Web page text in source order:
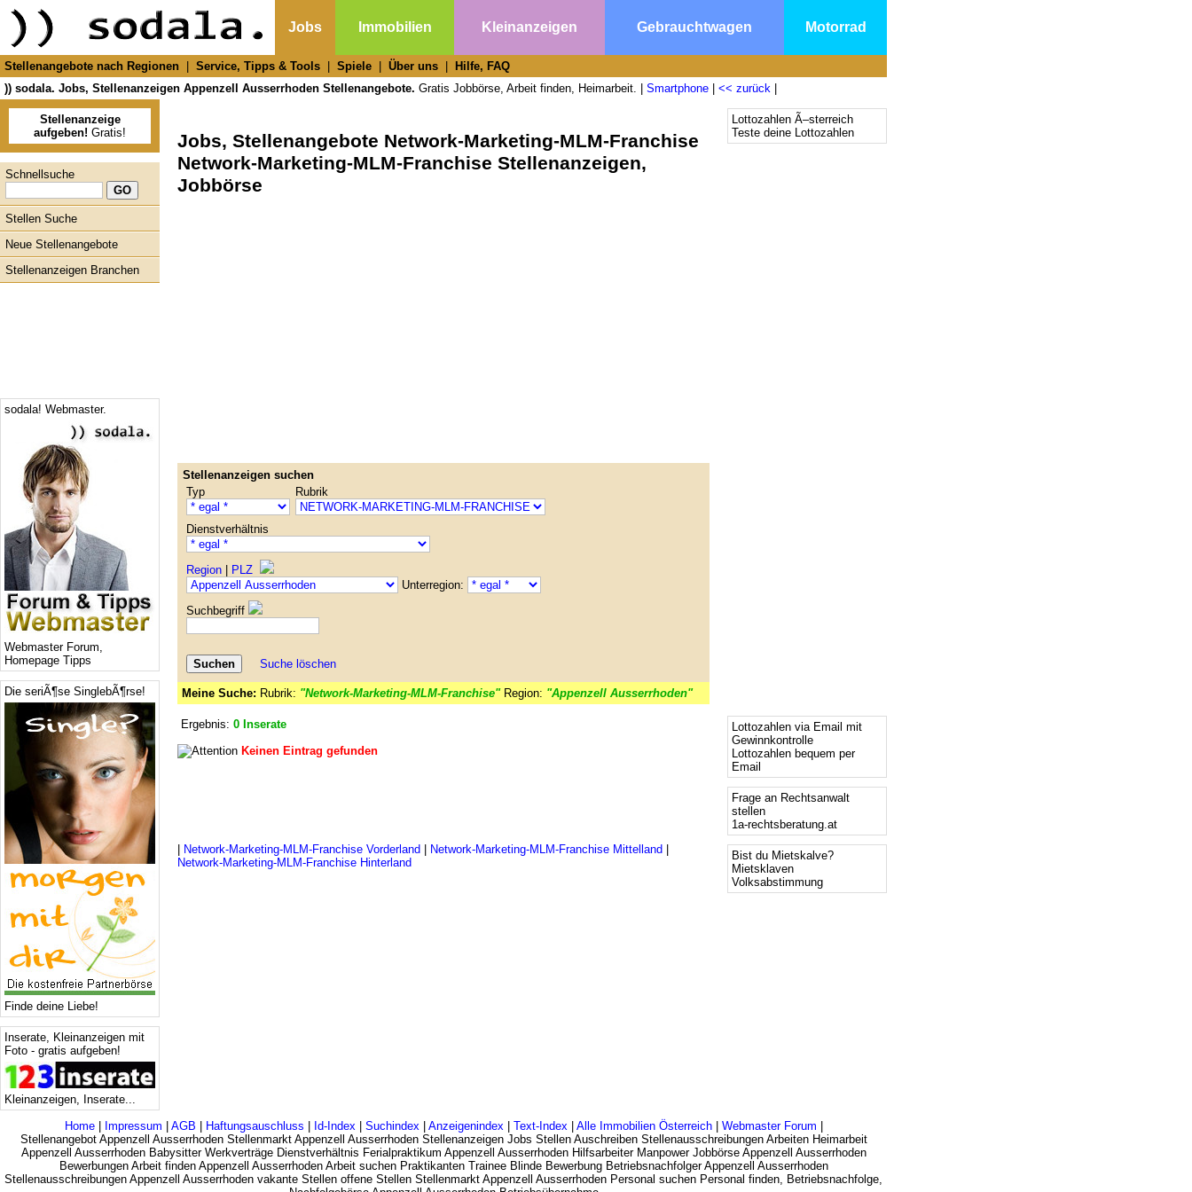
Jobs Immobilien Kleinanzeigen Gebrauchtwagen Motorrad
Stellenangebote nach Regionen Service, Tipps & Tools Spiele Über uns
Hilfe, FAQ
)) sodala. Jobs, Stellenanzeigen Appenzell Ausserrhoden Stellenangebote. Gratis Jobbörse, Arbeit finden, Heimarbeit. | Smartphone << zurück
Stellenanzeige
aufgeben! Gratis!
Schnellsuche
Stellen Suche
Neue Stellenangebote
Stellenanzeigen Branchen
sodala! Webmaster.
Webmaster Forum,
Homepage Tipps
Die seriÃ¶se SinglebÃ¶rse!
Finde deine Liebe!
Inserate, Kleinanzeigen mit
Foto - gratis aufgeben!
Kleinanzeigen, Inserate...
Jobs, Stellenangebote Network-Marketing-MLM-Franchise
Network-Marketing-MLM-Franchise Stellenanzeigen,
Jobbörse
Stellenanzeigen suchen
Typ
Rubrik
Dienstverhältnis
Region
PLZ
Unterregion:
Suchbegriff
Suche löschen
Meine Suche: Rubrik: "Network-Marketing-MLM-Franchise"Region: "Appenzell Ausserrhoden"
Ergebnis: 0 Inserate
Keinen Eintrag gefunden
Network-Marketing-MLM-Franchise Vorderland Network-Marketing-MLM-Franchise Mittelland
Network-Marketing-MLM-Franchise Hinterland
Lottozahlen Ã–sterreich
Teste deine Lottozahlen
Lottozahlen via Email mit
Gewinnkontrolle
Lottozahlen bequem per
Email
Frage an Rechtsanwalt
stellen
1a-rechtsberatung.at
Bist du Mietskalve?
Mietsklaven
Volksabstimmung
Home| Impressum AGB Haftungsauschluss Id-Index| Suchindex| Anzeigenindex| Text-Index| Alle Immobilien Österreich| Webmaster Forum
Stellenangebot Appenzell Ausserrhoden Stellenmarkt Appenzell Ausserrhoden Stellenanzeigen Jobs Stellen Auschreiben Stellenausschreibungen Arbeiten Heimarbeit
Appenzell Ausserrhoden Babysitter Werkverträge Dienstverhältnis Ferialpraktikum Appenzell Ausserrhoden Hilfsarbeiter Manpower Jobbörse Appenzell Ausserrhoden
Bewerbungen Arbeit finden Appenzell Ausserrhoden Arbeit suchen Praktikanten Trainee Blinde Bewerbung Betriebsnachfolger Appenzell Ausserrhoden
Stellenausschreibungen Appenzell Ausserrhoden vakante Stellen offene Stellen Stellenmarkt Appenzell Ausserrhoden Personal suchen Personal finden, Betriebsnachfolge,